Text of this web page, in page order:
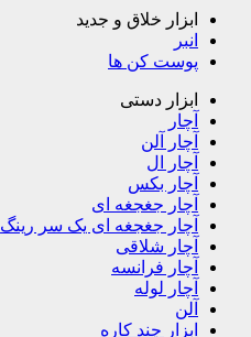
ابزار خلاق و جدید
انبر
پوست کن ها
ابزار دستی
آچار
آچار آلن
آچار ال
آچار بکس
آچار جغجغه ای
آچار جغجغه ای یک سر رینگ
آچار شلاقی
آچار فرانسه
آچار لوله
آلن
ابزار چند کاره